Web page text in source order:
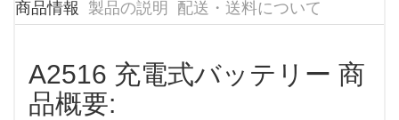
商品情報 製品の説明 配送・送料について
A2516 充電式バッテリー 商
品概要: